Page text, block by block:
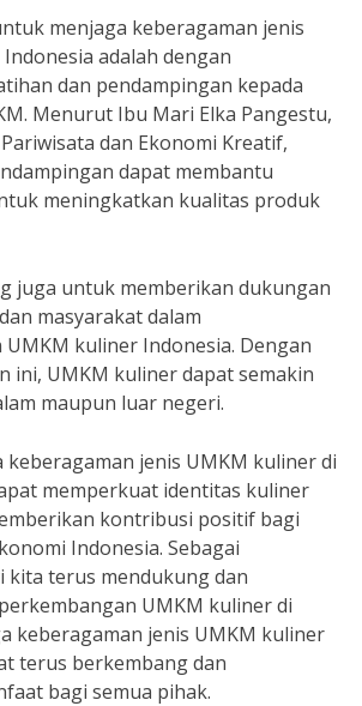
menjaga keberagaman jenis
adalah dengan
dan pendampingan kepada
Menurut Ibu Mari Elka Pangestu,
dan Ekonomi Kreatif,
dapat membantu
meningkatkan kualitas produk
juga untuk memberikan dukungan
masyarakat dalam
kuliner Indonesia. Dengan
ini, UMKM kuliner dapat semakin
maupun luar negeri.
keberagaman jenis UMKM kuliner di
memperkuat identitas kuliner
kontribusi positif bagi
Indonesia. Sebagai
kita terus mendukung dan
UMKM kuliner di
keberagaman jenis UMKM kuliner
terus berkembang dan
bagi semua pihak.